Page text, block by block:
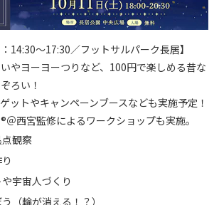
14:30～17:30／フットサルパーク長居】
やヨーヨーつりなど、100円で楽しめる昔な
ろい！
ットやキャンペーンブースなども実施予定！
＠西宮監修によるワークショップも実施。
観察
宇宙人づくり
（輪が消える！？）